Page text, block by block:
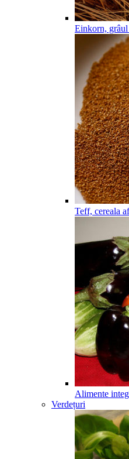
Einkorn, grâul
Teff, cereala
Alimente
Verdețuri